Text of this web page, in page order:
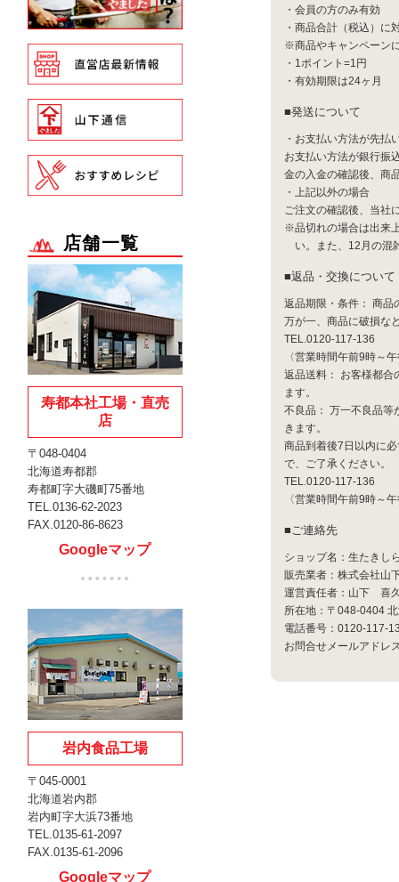
・会員の方のみ有効
・商品合計（税込）に
※商品やキャンペーン
・1ポイント=1円
・有効期限は24ヶ月
発送について
・お支払い方法が先払
お支払い方法が銀行振
金の入金の確認後、商
・上記以外の場合
ご注文の確認後、当社
※品切れの場合は出来
い。また、12月の混
返品・交換について
返品期限・条件： 商品
万が一、商品に破損な
TEL.0120-117-136
〈営業時間午前9時～
返品送料： お客様都合
ます。
不良品： 万一不良品等
きます。
商品到着後7日以内に
で、ご了承ください。
TEL.0120-117-136
〈営業時間午前9時～
ご連絡先
ショップ名：生たきし
販売業者：株式会社山
運営責任者：山下 喜
所在地：〒048-0404
電話番号：0120-117-
お問合せメールアドレ
店舗一覧
寿都本社工場・直売
店
〒048-0404
北海道寿都郡
寿都町字大磯町75番地
TEL.0136-62-2023
FAX.0120-86-8623
Googleマップ
岩内食品工場
〒045-0001
北海道岩内郡
岩内町字大浜73番地
TEL.0135-61-2097
FAX.0135-61-2096
Googleマップ